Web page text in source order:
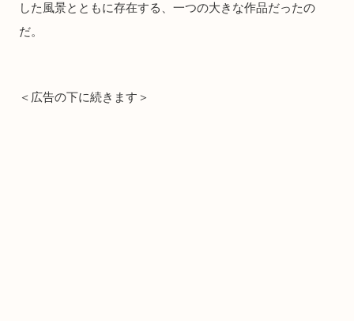
した風景とともに存在する、一つの大きな作品だったの
だ。
＜広告の下に続きます＞